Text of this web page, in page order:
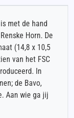
met de hand
Horn. De
(14,8 x 10,5
van het FSC
In
de Bavo,
Aan wie ga jij